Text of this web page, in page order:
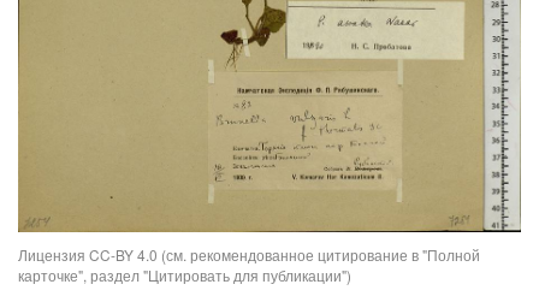
Лицензия CC-BY 4.0 (см. рекомендованное цитирование в "Полной
карточке", раздел "Цитировать для публикации")